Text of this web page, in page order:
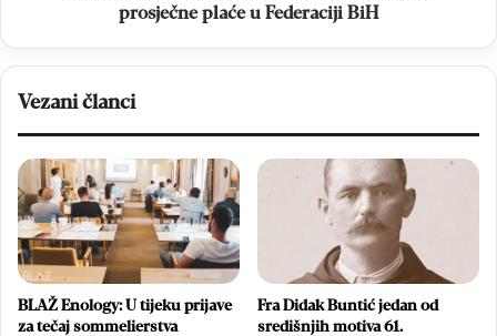
prosječne plaće u Federaciji BiH
Vezani članci
BLAŽ Enology: U tijeku prijave
za tečaj sommelierstva
Fra Didak Buntić jedan od
središnjih motiva 61.